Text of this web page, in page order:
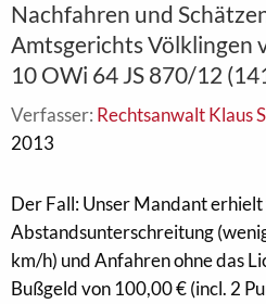
Nachfahren und
Amtsgerichts Völklingen
10 OWi 64 JS 870/12
Verfasser: Rechtsanwalt Klaus
2013
Der Fall: Unser Mandant
Abstandsunterschreitung
km/h) und Anfahren ohne das
Bußgeld von 100,00 € (incl. 2